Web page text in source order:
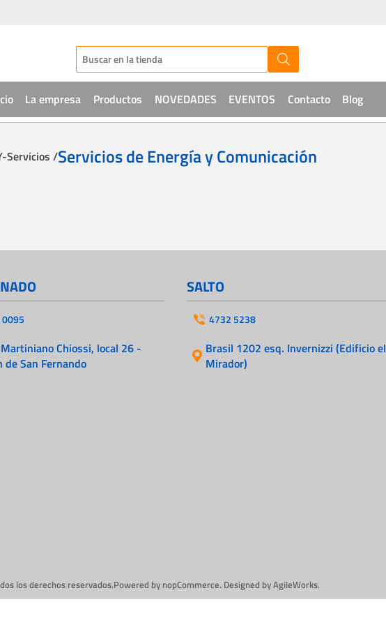
La empresa Productos
Incendio
NOVEDADES EVENTOS Contacto Blog
Servicios /Servicios de Energía y Comunicación
Chiossi, local 26 -
de San Fernando
SALTO
4732 5238
Brasil 1202 esq. Invernizzi (Edificio el
Mirador)
los derechos reservados.Powered by nopCommerce. Designed byAgileWorks.